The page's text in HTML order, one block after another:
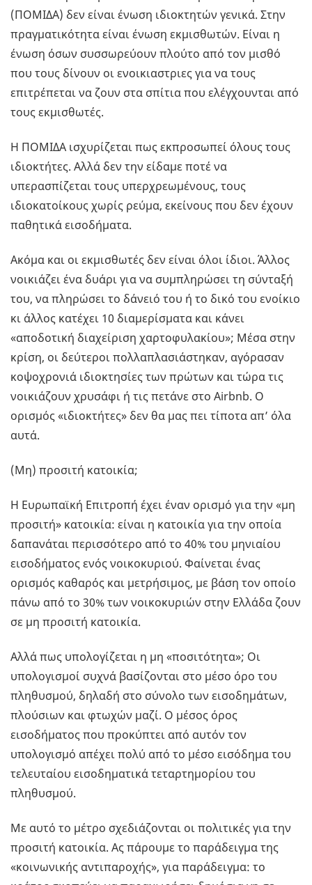
(ΠΟΜΙΔΑ) δεν είναι ένωση ιδιοκτητών γενικά. Στην
πραγματικότητα είναι ένωση εκμισθωτών. Είναι η
ένωση όσων συσσωρεύουν πλούτο από τον μισθό
που τους δίνουν οι ενοικιαστριες για να τους
επιτρέπεται να ζουν στα σπίτια που ελέγχουνται από
τους εκμισθωτές.
Η ΠΟΜΙΔΑ ισχυρίζεται πως εκπροσωπεί όλους τους
ιδιοκτήτες. Αλλά δεν την είδαμε ποτέ να
υπερασπίζεται τους υπερχρεωμένους, τους
ιδιοκατοίκους χωρίς ρεύμα, εκείνους που δεν έχουν
παθητικά εισοδήματα.
Ακόμα και οι εκμισθωτές δεν είναι όλοι ίδιοι. Άλλος
νοικιάζει ένα δυάρι για να συμπληρώσει τη σύνταξή
του, να πληρώσει το δάνειό του ή το δικό του ενοίκιο
κι άλλος κατέχει 10 διαμερίσματα και κάνει
«αποδοτική διαχείριση χαρτοφυλακίου»; Μέσα στην
κρίση, οι δεύτεροι πολλαπλασιάστηκαν, αγόρασαν
κοψοχρονιά ιδιοκτησίες των πρώτων και τώρα τις
νοικιάζουν χρυσάφι ή τις πετάνε στο Airbnb. Ο
ορισμός «ιδιοκτήτες» δεν θα μας πει τίποτα απ’ όλα
αυτά.
(Μη) προσιτή κατοικία;
Η Ευρωπαϊκή Επιτροπή έχει έναν ορισμό για την «μη
προσιτή» κατοικία: είναι η κατοικία για την οποία
δαπανάται περισσότερο από το 40% του μηνιαίου
εισοδήματος ενός νοικοκυριού. Φαίνεται ένας
ορισμός καθαρός και μετρήσιμος, με βάση τον οποίο
πάνω από το 30% των νοικοκυριών στην Ελλάδα ζουν
σε μη προσιτή κατοικία.
Αλλά πως υπολογίζεται η μη «ποσιτότητα»; Οι
υπολογισμοί συχνά βασίζονται στο μέσο όρο του
πληθυσμού, δηλαδή στο σύνολο των εισοδημάτων,
πλούσιων και φτωχών μαζί. Ο μέσος όρος
εισοδήματος που προκύπτει από αυτόν τον
υπολογισμό απέχει πολύ από το μέσο εισόδημα του
τελευταίου εισοδηματικά τεταρτημορίου του
πληθυσμού.
Με αυτό το μέτρο σχεδιάζονται οι πολιτικές για την
προσιτή κατοικία. Ας πάρουμε το παράδειγμα της
«κοινωνικής αντιπαροχής», για παράδειγμα: το